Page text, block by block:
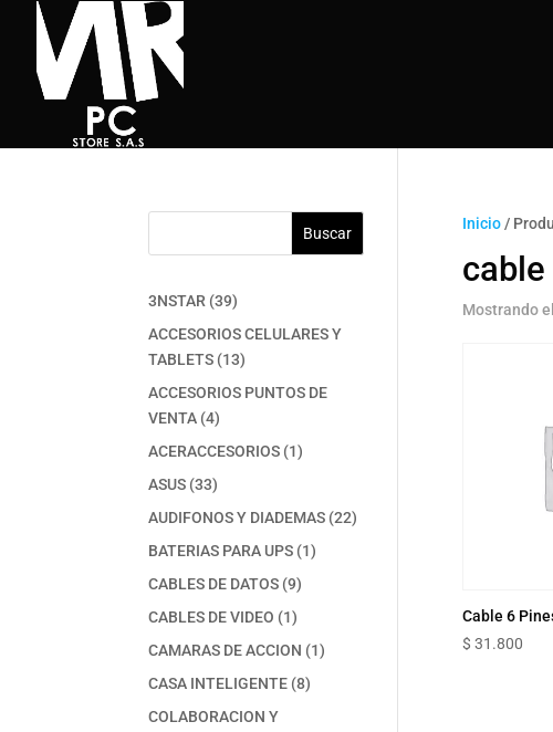
Inicio/
Mostrando
Cable 6
$ 31.800
Buscar
3NSTAR 3939
productos
ACCESORIOS CELULARES Y
TABLETS 1313
productos
ACCESORIOS PUNTOS DE
VENTA 44
productos
ACERACCESORIOS 11
ASUS 3333
productos
AUDIFONOS Y DIADEMAS 2222
BATERIAS PARA UPS 11
CABLES DE DATOS 99
CABLES DE VIDEO 11
producto
CAMARAS DE ACCION 11
CASA INTELIGENTE 88
COLABORACION Y